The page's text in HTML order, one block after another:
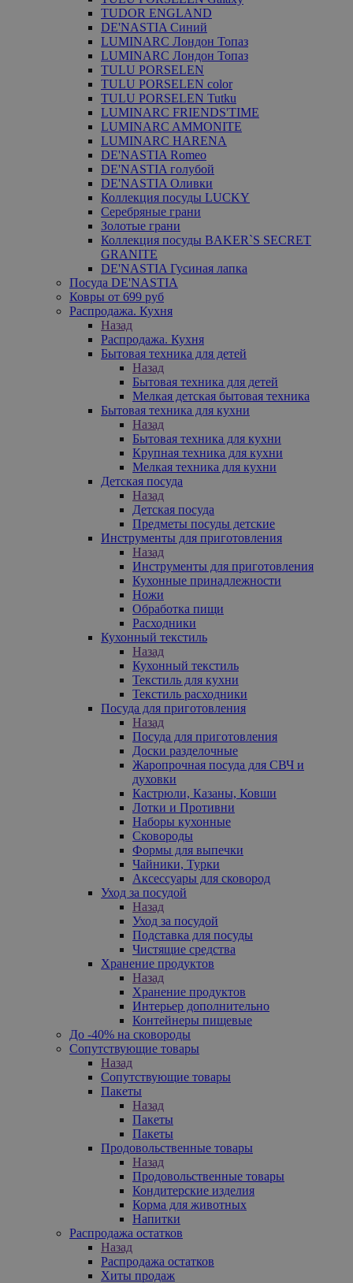
TUDOR ENGLAND
DE'NASTIA Синий
LUMINARC Лондон Топаз
LUMINARC Лондон Топаз
TULU PORSELEN
TULU PORSELEN color
TULU PORSELEN Tutku
LUMINARC FRIENDS'TIME
LUMINARC AMMONITE
LUMINARC HARENA
DE'NASTIA Romeo
DE'NASTIA голубой
DE'NASTIA Оливки
Коллекция посуды LUCKY
Серебряные грани
Золотые грани
Коллекция посуды BAKER`S SECRET
GRANITE
DE'NASTIA Гусиная лапка
Посуда DE'NASTIA
Ковры от 699 руб
Распродажа. Кухня
Назад
Распродажа. Кухня
Бытовая техника для детей
Назад
Бытовая техника для детей
Мелкая детская бытовая техника
Бытовая техника для кухни
Назад
Бытовая техника для кухни
Крупная техника для кухни
Мелкая техника для кухни
Детская посуда
Назад
Детская посуда
Предметы посуды детские
Инструменты для приготовления
Назад
Инструменты для приготовления
Кухонные принадлежности
Ножи
Обработка пищи
Расходники
Кухонный текстиль
Назад
Кухонный текстиль
Текстиль для кухни
Текстиль расходники
Посуда для приготовления
Назад
Посуда для приготовления
Доски разделочные
Жаропрочная посуда для СВЧ и
духовки
Кастрюли, Казаны, Ковши
Лотки и Противни
Наборы кухонные
Сковороды
Формы для выпечки
Чайники, Турки
Аксессуары для сковород
Уход за посудой
Назад
Уход за посудой
Подставка для посуды
Чистящие средства
Хранение продуктов
Назад
Хранение продуктов
Интерьер дополнительно
Контейнеры пищевые
До -40% на сковороды
Сопутствующие товары
Назад
Сопутствующие товары
Пакеты
Назад
Пакеты
Пакеты
Продовольственные товары
Назад
Продовольственные товары
Кондитерские изделия
Корма для животных
Напитки
Распродажа остатков
Назад
Распродажа остатков
Хиты продаж